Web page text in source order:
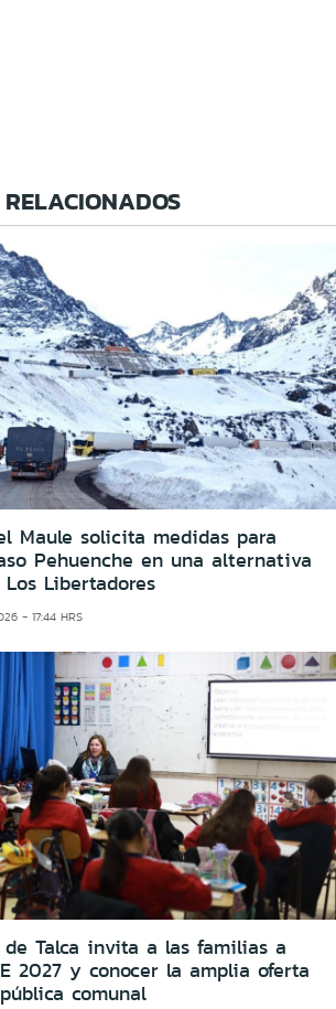
Maule solicita medidas para
Pehuenche en una alternativa
Libertadores
- 17:44 HRS
Talca invita a las familias a
2027 y conocer la amplia oferta
comunal